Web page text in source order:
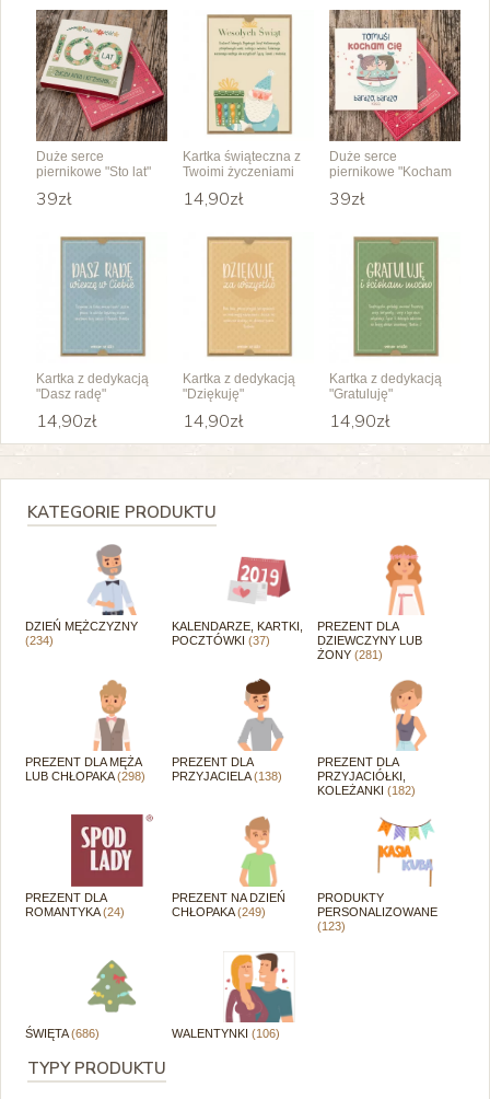
Duże serce
piernikowe "Sto lat"
dedykacją
39zł
Kartka świąteczna z
Twoimi życzeniami
14,90zł
Duże serce
piernikowe "Kocham
39zł
Kartka z dedykacją
"Dasz radę"
14,90zł
Kartka z dedykacją
"Dziękuję"
14,90zł
Kartka z dedykacją
"Gratuluję"
14,90zł
KATEGORIE PRODUKTU
DZIEŃ MĘŻCZYZNY
(234)
KALENDARZE, KARTKI,
POCZTÓWKI (37)
PREZENT DLA
DZIEWCZYNY LUB
ŻONY(281)
PREZENT DLA MĘŻA
LUB CHŁOPAKA(298)
PREZENT DLA
PRZYJACIELA(138)
PREZENT DLA
PRZYJACIÓŁKI,
KOLEŻANKI(182)
PREZENT DLA
ROMANTYKA(24)
PREZENT NA DZIEŃ
CHŁOPAKA(249)
PRODUKTY
PERSONALIZOWANE
(123)
ŚWIĘTA(686) WALENTYNKI (106)
TYPY PRODUKTU